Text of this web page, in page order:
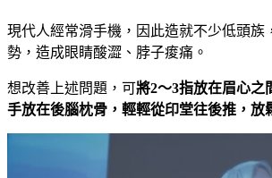
現代人經常滑手機，因此造就不少低頭族
勢，造成眼睛酸澀、脖子痠痛。
想改善上述問題，可將2～3指放在眉心之
手放在後腦枕骨，輕輕從印堂往後推，放